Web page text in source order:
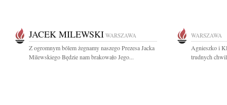
JACEK MILEWSKI WARSZAWA
Z ogromnym bólem żegnamy naszego Prezesa Jacka
Milewskiego Będzie nam brakowało Jego...
WARSZAWA
Agnieszko i
trudnych